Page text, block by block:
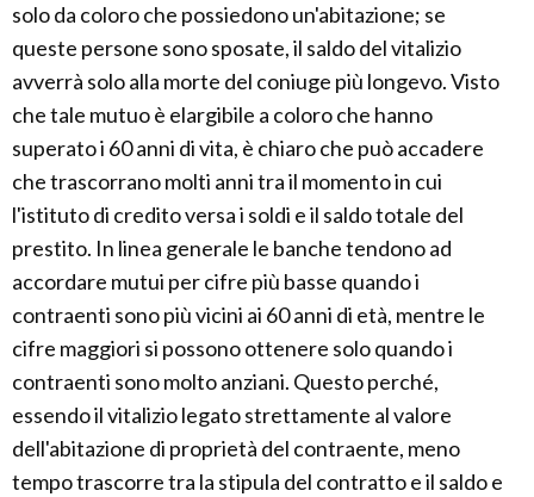
solo da coloro che possiedono un'abitazione; se
queste persone sono sposate, il saldo del vitalizio
avverrà solo alla morte del coniuge più longevo. Visto
che tale mutuo è elargibile a coloro che hanno
superato i 60 anni di vita, è chiaro che può accadere
che trascorrano molti anni tra il momento in cui
l'istituto di credito versa i soldi e il saldo totale del
prestito. In linea generale le banche tendono ad
accordare mutui per cifre più basse quando i
contraenti sono più vicini ai 60 anni di età, mentre le
cifre maggiori si possono ottenere solo quando i
contraenti sono molto anziani. Questo perché,
essendo il vitalizio legato strettamente al valore
dell'abitazione di proprietà del contraente, meno
tempo trascorre tra la stipula del contratto e il saldo e